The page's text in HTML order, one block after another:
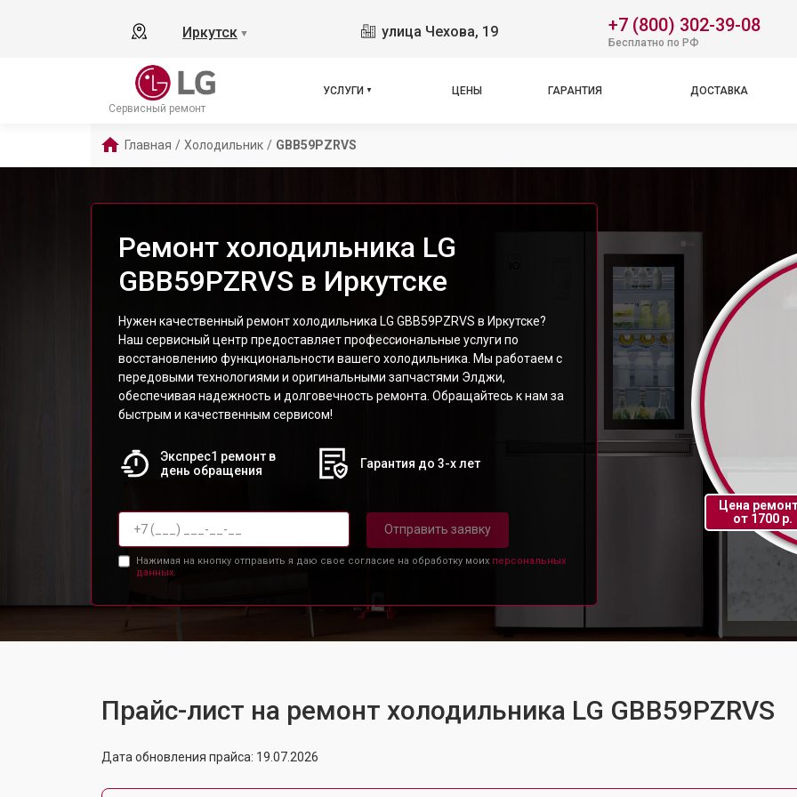
Иркутск ▼ улица Чехова, 19 +7 (800) 302-39-08
Бесплатно по РФ
Сервисный ремонт
УСЛУГИ ЦЕНЫ ГАРАНТИЯ ДОСТАВКА
Главная / Холодильник / GBB59PZRVS
Ремонт холодильника LG
GBB59PZRVS в Иркутске
Нужен качественный ремонт холодильника LG GBB59PZRVS в Иркутске?
Наш сервисный центр предоставляет профессиональные услуги по
восстановлению функциональности вашего холодильника. Мы работаем с
передовыми технологиями и оригинальными запчастями Элджи,
обеспечивая надежность и долговечность ремонта. Обращайтесь к нам за
быстрым и качественным сервисом!
Экспрес1 ремонт в
день обращения
Гарантия до 3-х лет
Отправить заявку
Нажимая на кнопку отправить я даю свое согласие на обработку моих персональных
данных.
Цена
от 1700 р.
Прайс-лист на ремонт холодильника LG GBB59PZRVS
Дата обновления прайса: 19.07.2026